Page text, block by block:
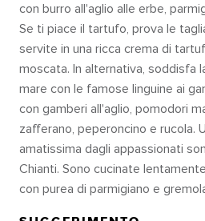
con burro all'aglio alle erbe,
Se ti piace il tartufo, prova le
servite in una ricca crema di
moscata. In alternativa, soddisfa
mare con le famose linguine ai
con gamberi all'aglio, pomodori
zafferano, peperoncino e rucola.
amatissima dagli appassionati
Chianti. Sono cucinate
con purea di parmigiano e